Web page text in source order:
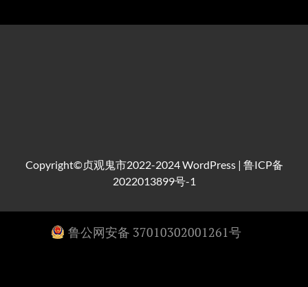
Copyright©贞观鬼市2022-2024WordPress | 鲁ICP备
2022013899号-1
鲁公网安备 37010302001261号